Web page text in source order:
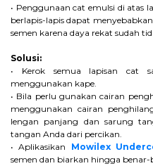
• Penggunaan cat emulsi di atas
berlapis-lapis dapat
semen karena daya rekat sudah
Solusi:
• Kerok semua lapisan cat
menggunakan kape.
• Bila perlu gunakan cairan
menggunakan cairan
lengan panjang dan sarung
tangan Anda dari percikan.
• Aplikasikan Mowilex
semen dan biarkan hingga benar-